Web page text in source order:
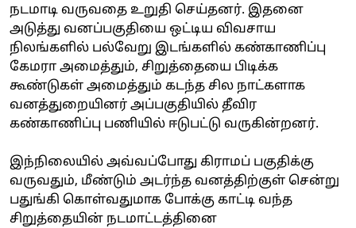
நடமாடி வருவதை உறுதி செய்தனர். இதனை
அடுத்து வனப்பகுதியை ஒட்டிய விவசாய
நிலங்களில் பல்வேறு இடங்களில் கண்காணிப்பு
கேமரா அமைத்தும், சிறுத்தையை பிடிக்க
கூண்டுகள் அமைத்தும் கடந்த சில நாட்களாக
வனத்துறையினர் அப்பகுதியில் தீவிர
கண்காணிப்பு பணியில் ஈடுபட்டு வருகின்றனர்.
இந்நிலையில் அவ்வப்போது கிராமப் பகுதிக்கு
வருவதும், மீண்டும் அடர்ந்த வனத்திற்குள் சென்று
பதுங்கி கொள்வதுமாக போக்கு காட்டி வந்த
சிறுத்தையின் நடமாட்டத்தினை